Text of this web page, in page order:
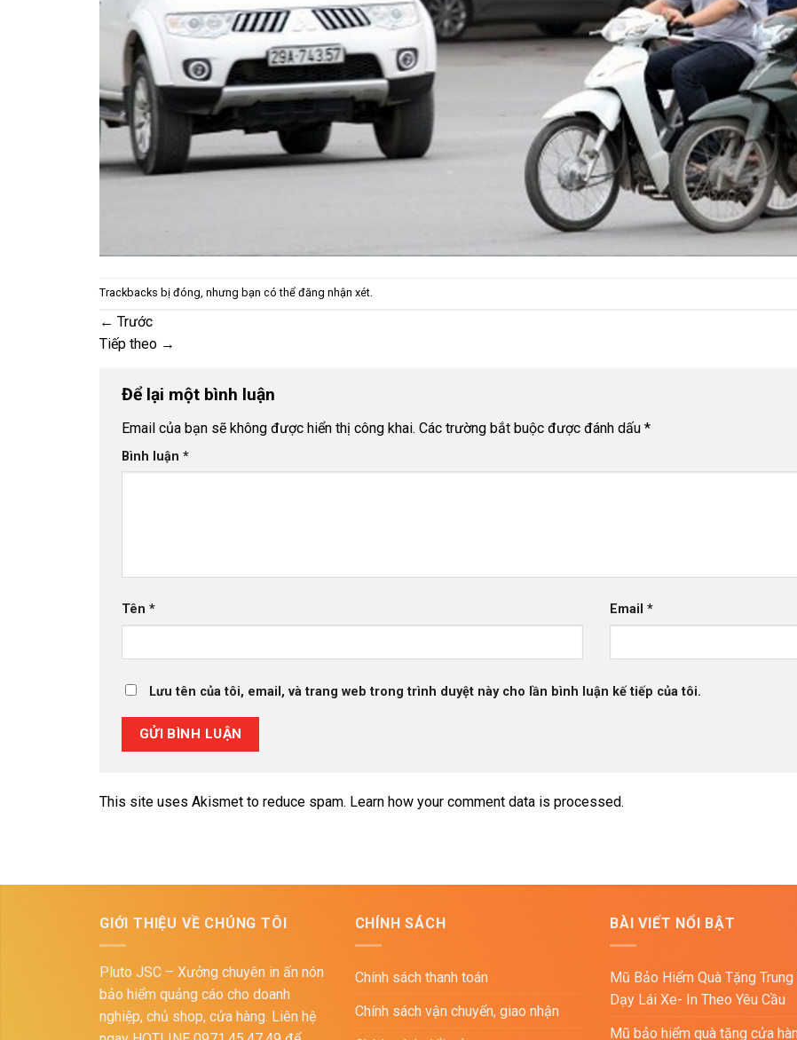
Trackbacks bị đóng, nhưng bạn có thể đăng nhận xét.
← Trước
Tiếp theo →
Để lại một bình luận
Email của bạn sẽ không được hiển thị công khai. Các trường bắt buộc được đánh dấu *
Bình luận *
Tên * Email *
Lưu tên của tôi, email, và trang web trong trình duyệt này cho lần bình luận kế tiếp của tôi.
This site uses Akismet to reduce spam. Learn how your comment data is processed.
GIỚI THIỆU VỀ CHÚNG TÔI
Pluto JSC – Xưởng chuyên in ấn nón
bảo hiểm quảng cáo cho doanh
nghiệp, chủ shop, cửa hàng. Liên hệ
CHÍNH SÁCH
Chính sách thanh toán
Chính sách vận chuyển, giao nhận
BÀI VIẾT NỔI BẬT
Mũ Bảo Hiểm Quà Tặng Trung
Dạy Lái Xe- In Theo Yêu Cầu
Mũ bảo hiểm quà tặng cửa